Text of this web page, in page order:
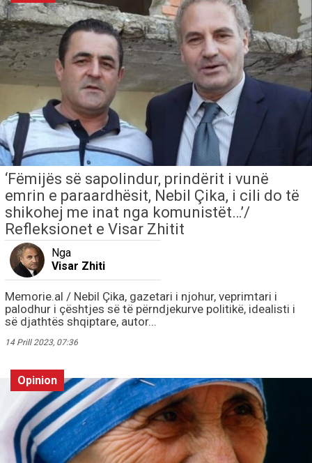
‘Fëmijës së sapolindur, prindërit i vunë
emrin e paraardhësit, Nebil Çika, i cili do të
shikohej me inat nga komunistët…’/
Refleksionet e Visar Zhitit
Nga
Visar Zhiti
Memorie.al / Nebil Çika, gazetari i njohur, veprimtari i
palodhur i çështjes së të përndjekurve politikë, idealisti i
së djathtës shqiptare, autor...
14 Prill 2023, 07:36
Opinion